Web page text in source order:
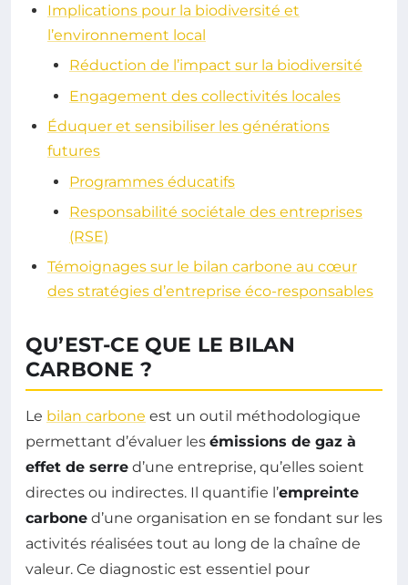
Implications pour la biodiversité et
l’environnement local
Réduction de l’impact sur la biodiversité
Engagement des collectivités locales
Éduquer et sensibiliser les générations
futures
Programmes éducatifs
Responsabilité sociétale des entreprises
(RSE)
Témoignages sur le bilan carbone au cœur
des stratégies d’entreprise éco-responsables
QU’EST-CE QUE LE BILAN
CARBONE ?
Le bilan carbone est un outil méthodologique
permettant d’évaluer les émissions de gaz à
effet de serre d’une entreprise, qu’elles soient
directes ou indirectes. Il quantifie l’empreinte
carbone d’une organisation en se fondant sur les
activités réalisées tout au long de la chaîne de
valeur. Ce diagnostic est essentiel pour